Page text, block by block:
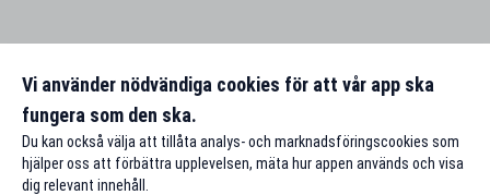
Vi använder nödvändiga cookies för att vår app ska
fungera som den ska.
Du kan också välja att tillåta analys- och marknadsföringscookies som
hjälper oss att förbättra upplevelsen, mäta hur appen används och visa
dig relevant innehåll.